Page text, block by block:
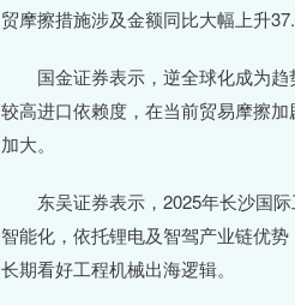
贸摩擦措施涉及金额同比大幅上升
国金证券表示，逆全球化成为趋
较高进口依赖度，在当前贸易摩擦
加大。
东吴证券表示，2025年长沙国际
智能化，依托锂电及智驾产业链优
长期看好工程机械出海逻辑。